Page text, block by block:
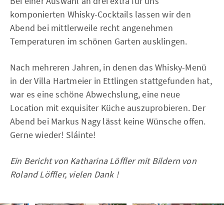
komponierten Whisky-Cocktails lassen wir den
Abend bei mittlerweile recht angenehmen
Temperaturen im schönen Garten ausklingen.
Nach mehreren Jahren, in denen das Whisky-Menü
in der Villa Hartmeier in Ettlingen stattgefunden hat,
war es eine schöne Abwechslung, eine neue
Location mit exquisiter Küche auszuprobieren. Der
Abend bei Markus Nagy lässt keine Wünsche offen.
Gerne wieder! Sláinte!
Ein Bericht von Katharina Löffler mit Bildern von
Roland Löffler, vielen Dank !